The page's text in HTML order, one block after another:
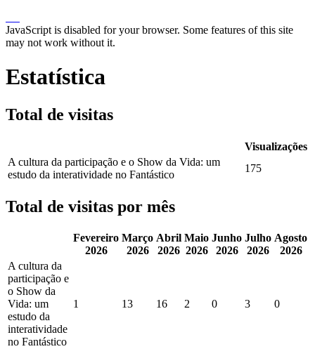
JavaScript is disabled for your browser. Some features of this site
may not work without it.
Estatística
Total de visitas
Visualizações
A cultura da participação e o Show da Vida: um
estudo da interatividade no Fantástico
175
Total de visitas por mês
Fevereiro
2026
Março
2026
Abril
2026
Maio
2026
Junho
2026
Julho
2026
Agosto
2026
A cultura da
participação e
o Show da
Vida: um
estudo da
interatividade
no Fantástico
1 13 16 2 0 3 0